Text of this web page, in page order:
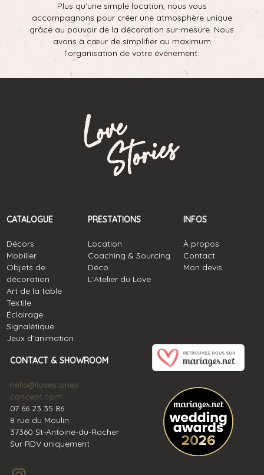
Plus qu’une simple location, nous vous
accompagnons pour créer une atmosphère unique
grâce au pouvoir de la décoration sur-mesure. Nous
avons à cœur de simplifier au maximum
l’organisation de votre événement.
CATALOGUE
Décors
Mobilier
Objets de
décoration
Art de la table
Textile
Éclairage
Signalétique
Jeux d’animation
PRESTATIONS
Location
Coaching & Sourcing
Déco
L’Atelier du Love
INFOS
À propos
Contact
Mon devis
CONTACT & SHOWROOM
hello@lovestories-
concept.com
07 66 23 35 86
8 rue du Moulin
37360 St-Antoine-du-Rocher
Sur RDV uniquement